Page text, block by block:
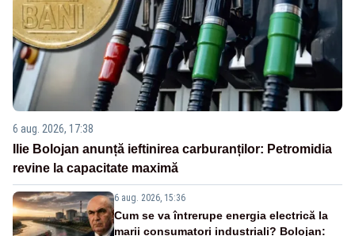
6 aug. 2026, 17:38
Ilie Bolojan anunță ieftinirea carburanților: Petromidia
revine la capacitate maximă
6 aug. 2026, 15:36
Cum se va întrerupe energia electrică la
marii consumatori industriali? Bolojan: